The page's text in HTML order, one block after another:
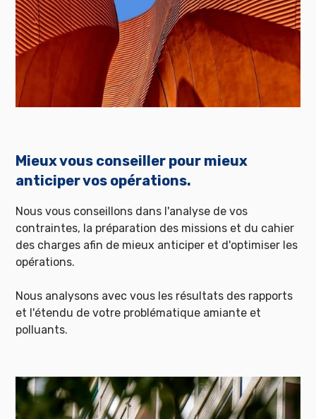
Mieux vous conseiller pour mieux
anticiper vos opérations.
Nous vous conseillons dans l'analyse de vos
contraintes, la préparation des missions et du cahier
des charges afin de mieux anticiper et d'optimiser les
opérations.
Nous analysons avec vous les résultats des rapports
et l'étendu de votre problématique amiante et
polluants.